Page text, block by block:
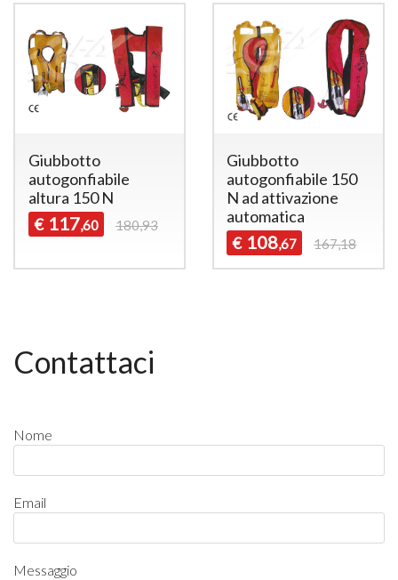
Giubbotto
autogonfiabile
altura 150 N
€ 117,60 180,93
Giubbotto
autogonfiabile 150
N ad attivazione
automatica
€ 108,67 167,18
Contattaci
Nome
Email
Messaggio